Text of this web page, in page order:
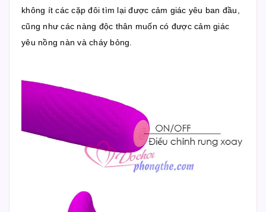
không ít các cặp đôi tìm lại được cảm giác yêu ban đầu,
cũng như các nàng độc thân muốn có được cảm giác
yêu nồng nàn và cháy bỏng.